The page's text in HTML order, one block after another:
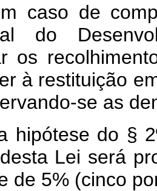
caso de
do
os
à restituição
se as
hipótese do §
Lei será
de 5% (cinco